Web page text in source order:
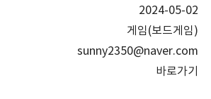
2024-05-02
게임(보드게임)
sunny2350@naver.com
바로가기